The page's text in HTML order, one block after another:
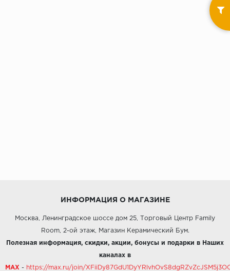
ИНФОРМАЦИЯ О МАГАЗИНЕ
Москва, Ленинградское шоссе дом 25, Торговый Центр Family
Room, 2-ой этаж, Магазин Керамический Бум.
Полезная информация, скидки, акции, бонусы и подарки в Наших
каналах в
MAX - https://max.ru/join/